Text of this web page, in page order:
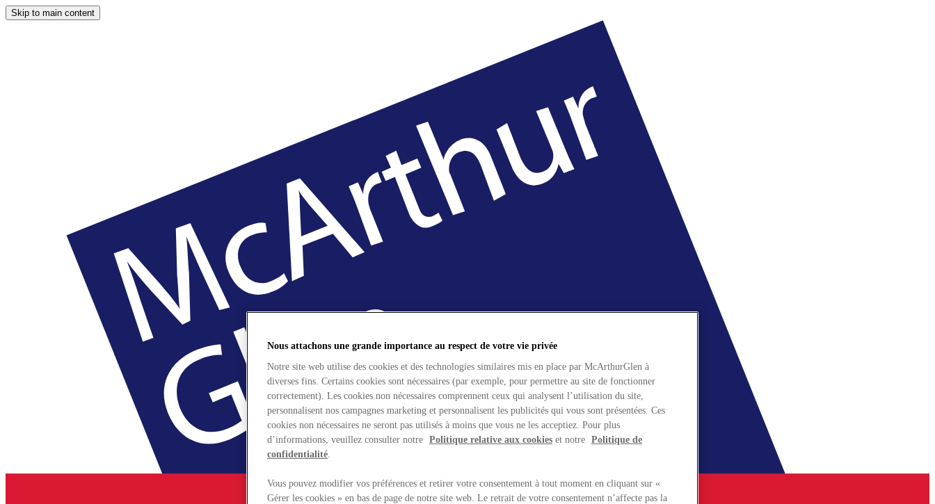
Skip to main content
Nous attachons une grande importance au respect de votre vie privée
Notre site web utilise des cookies et des technologies similaires mis en place par McArthurGlen à
diverses fins. Certains cookies sont nécessaires (par exemple, pour permettre au site de fonctionner
correctement). Les cookies non nécessaires comprennent ceux qui analysent l’utilisation du site,
personnalisent nos campagnes marketing et personnalisent les publicités qui vous sont présentées. Ces
cookies non nécessaires ne seront pas utilisés à moins que vous ne les acceptiez. Pour plus
d’informations, veuillez consulter notre Politique relative aux cookies et notre Politique de
confidentialité.
Vous pouvez modifier vos préférences et retirer votre consentement à tout moment en cliquant sur «
Gérer les cookies » en bas de page de notre site web. Le retrait de votre consentement n’affecte pas la